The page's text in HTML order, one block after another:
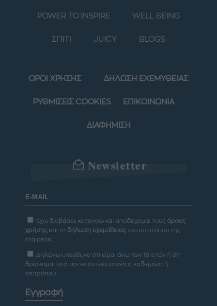
POWER TO INSPIRE WELL BEING
ΣΠΙΤΙ JUICY BLOGS
ΟΡΟΙ ΧΡΗΣΗΣ ΔΗΛΩΣΗ ΕΧΕΜΥΘΕΙΑΣ
ΡΥΘΜΙΣΕΙΣ COOKIES ΕΠΙΚΟΙΝΩΝΙΑ
ΔΙΑΦΗΜΙΣΗ
Newsletter
Έχω διαβάσει, κατανοώ και αποδέχομαι τους όρους
χρήσης και τη δήλωση εχεμύθειας του ιστοτόπου της
εταιρείας
Δηλώνω υπεύθυνα ότι είμαι άνω των 18 ετών ή ότι
βρίσκομαι υπό την εποπτεία γονέα ή κηδεμόνα ή
επιτρόπου
Εγγραφή